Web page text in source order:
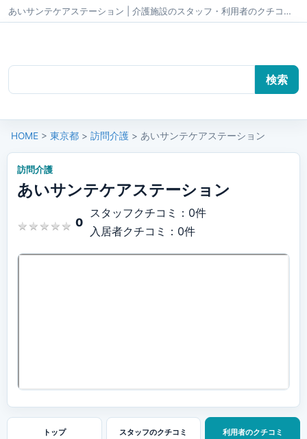
あいサンテケアステーション | 介護施設のスタッフ・利用者のクチコミ かいごちゃんねる
HOME > 東京都 > 訪問介護 > あいサンテケアステーション
訪問介護
あいサンテケアステーション
★ ★ ★ ★ ★
★ ★ ★ ★ ★ 0
スタッフクチコミ：0件
入居者クチコミ：0件
トップ スタッフのクチコミ 利用者のクチコミ